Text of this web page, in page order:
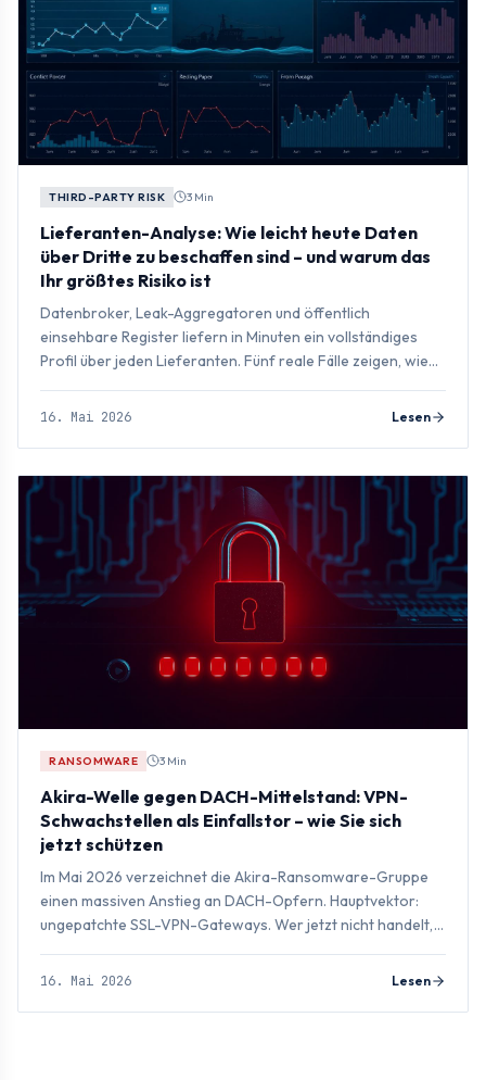
THIRD-PARTY RISK 3 Min
Lieferanten-Analyse: Wie leicht heute Daten
über Dritte zu beschaffen sind – und warum das
Ihr größtes Risiko ist
Datenbroker, Leak-Aggregatoren und öffentlich
einsehbare Register liefern in Minuten ein vollständiges
Profil über jeden Lieferanten. Fünf reale Fälle zeigen, wie
16. Mai 2026 Lesen
RANSOMWARE 3 Min
Akira-Welle gegen DACH-Mittelstand: VPN-
Schwachstellen als Einfallstor – wie Sie sich
jetzt schützen
Im Mai 2026 verzeichnet die Akira-Ransomware-Gruppe
einen massiven Anstieg an DACH-Opfern. Hauptvektor:
ungepatchte SSL-VPN-Gateways. Wer jetzt nicht handelt,
16. Mai 2026 Lesen